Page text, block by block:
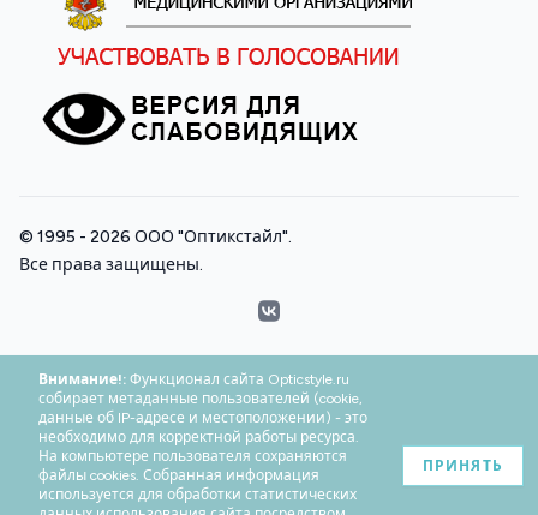
© 1995 - 2026 ООО "Оптикстайл".
Все права защищены.
VK
Внимание!: Функционал сайта Opticstyle.ru
собирает метаданные пользователей (cookie,
данные об IP-адресе и местоположении) - это
необходимо для корректной работы ресурса.
На компьютере пользователя сохраняются
файлы cookies. Собранная информация
используется для обработки статистических
ПРИНЯТЬ